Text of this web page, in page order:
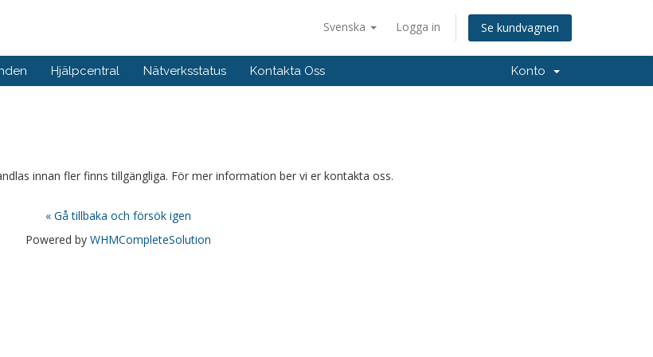
Svenska Logga in Se kundvagnen
Hjälpcentral Nätverksstatus Kontakta Oss Konto
innan fler finns tillgängliga. För mer information ber vi er kontakta oss.
« Gå tillbaka och försök igen
Powered by WHMCompleteSolution